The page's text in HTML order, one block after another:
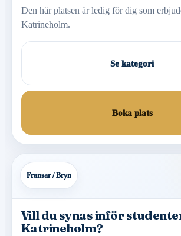
Den här platsen är ledig för dig som
Katrineholm.
Se kategori
Boka plats
Fransar / Bryn
Vill du synas inför
Katrineholm?